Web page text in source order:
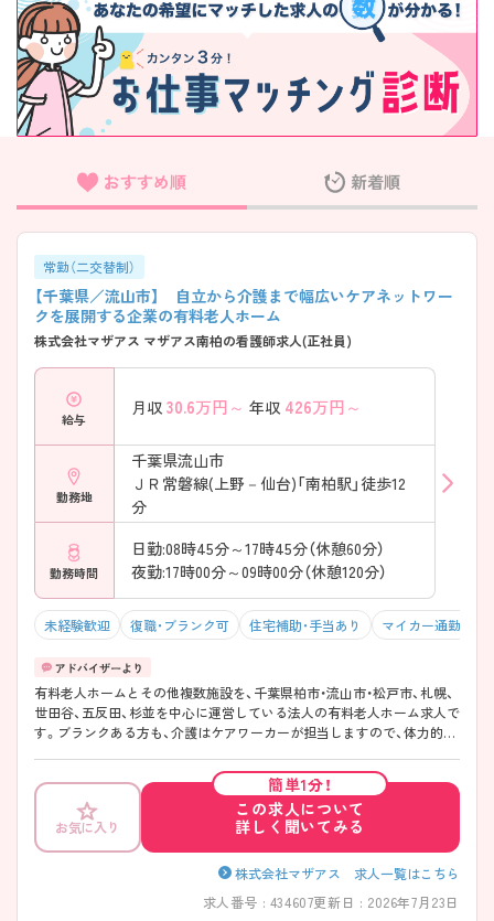
おすすめ順 新着順
常勤（二交替制）
【千葉県／流山市】 自立から介護まで幅広いケアネットワー
クを展開する企業の有料老人ホーム
株式会社マザアス マザアス南柏の看護師求人(正社員)
給与
月収 30.6万円～ 年収 426万円～
勤務地
千葉県流山市
ＪＲ常磐線(上野－仙台)「南柏駅」徒歩12
分
勤務時間
日勤:08時45分～17時45分（休憩60分）
夜勤:17時00分～09時00分（休憩120分）
未経験歓迎 復職・ブランク可 住宅補助・手当あり マイカー通勤可・
有料老人ホームとその他複数施設を、千葉県柏市・流山市・松戸市、札幌、
世田谷、五反田、杉並を中心に運営している法人の有料老人ホーム求人で
す。ブランクある方も、介護はケアワーカーが担当しますので、体力的に
体制は整っております。 ご興味ある方には、面接対策ポイントなど、さら
に詳細をお話しいたしますのでお気軽にご相談ください。
お気に入り
簡単1分！
この求人について
詳しく聞いてみる
株式会社マザアス 求人一覧はこちら
求人番号 : 434607更新日 : 2026年7月23日